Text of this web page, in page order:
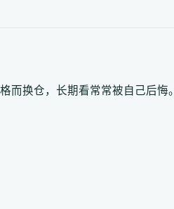
而换仓，长期看常常被自己后悔。